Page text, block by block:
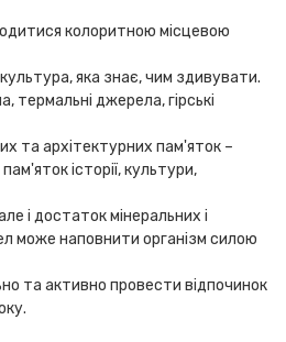
колоритною місцевою
яка знає, чим здивувати.
термальні джерела, гірські
та архітектурних пам'яток –
історії, культури,
і достаток мінеральних і
може наповнити організм силою
та активно провести відпочинок